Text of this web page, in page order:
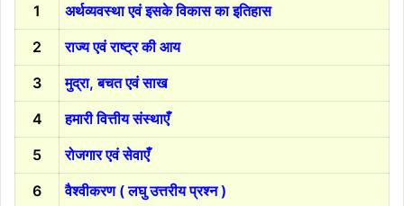
1
अर्थव्यवस्था एवं इसके विकास का इतिहास
2
राज्य एवं राष्ट्र की आय
3
मुद्रा, बचत एवं साख
4
हमारी वित्तीय संस्थाएँ
5
रोजगार एवं सेवाएँ
6
वैश्वीकरण ( लघु उत्तरीय प्रश्न )